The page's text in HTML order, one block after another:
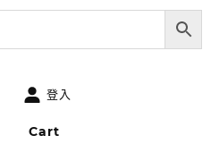
登入
Cart